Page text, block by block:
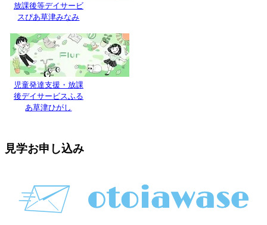
放課後等デイサービ
スぴあ草津みなみ
児童発達支援・放課
後デイサービスふる
あ草津ひがし
見学お申し込み